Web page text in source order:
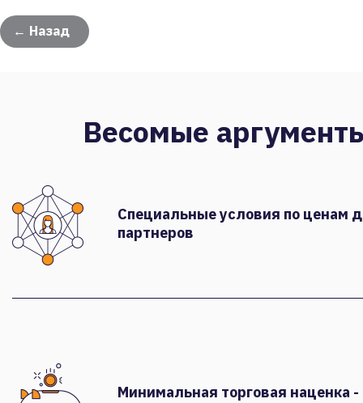
← Назад
Весомые
Специальные условия по ценам
партнеров
Минимальная торговая наценка